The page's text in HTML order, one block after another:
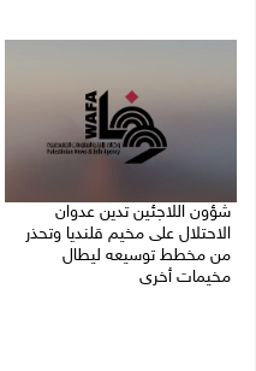
شؤون اللاجئين تدين عدوان
الاحتلال على مخيم قلنديا وتحذر
من مخطط توسيعه ليطال
مخيمات أخرى